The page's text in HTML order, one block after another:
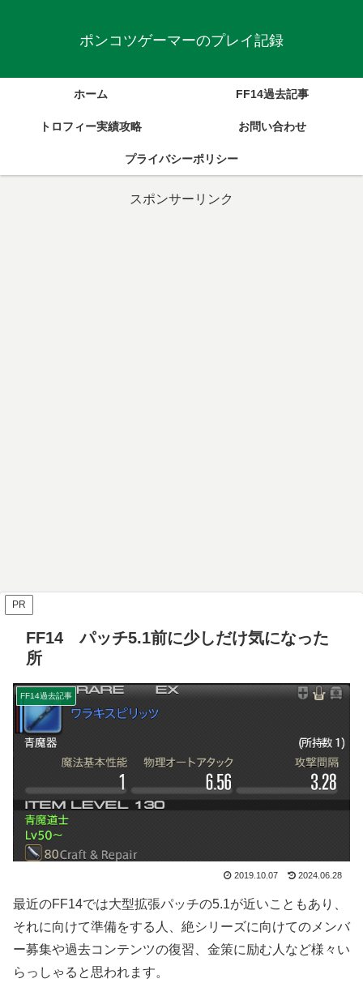
ポンコツゲーマーのプレイ記録
ホーム FF14過去記事
トロフィー実績攻略 お問い合わせ
プライバシーポリシー
スポンサーリンク
PR
FF14 パッチ5.1前に少しだけ気になった
所
FF14過去記事
2019.10.07 2024.06.28
最近のFF14では大型拡張パッチの5.1が近いこともあり、
それに向けて準備をする人、絶シリーズに向けてのメンバ
ー募集や過去コンテンツの復習、金策に励む人など様々い
らっしゃると思われます。